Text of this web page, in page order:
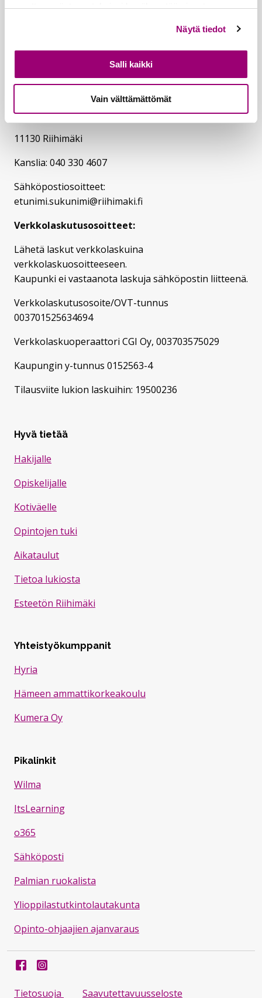
muuttaa evästeasetuksiesi hyväksyntää sivuston
Näytä tiedot
Salli kaikki
Vain välttämättömät
Koulukatu 5
11130 Riihimäki
Kanslia: 040 330 4607
Sähköpostiosoitteet:
etunimi.sukunimi@riihimaki.fi
Verkkolaskutusosoitteet:
Lähetä laskut verkkolaskuina
verkkolaskuosoitteeseen.
Kaupunki ei vastaanota laskuja sähköpostin liitteenä.
Verkkolaskutusosoite/OVT-tunnus
003701525634694
Verkkolaskuoperaattori CGI Oy, 003703575029
Kaupungin y-tunnus 0152563-4
Tilausviite lukion laskuihin: 19500236
Hyvä tietää
Hakijalle
Opiskelijalle
Kotiväelle
Opintojen tuki
Aikataulut
Tietoa lukiosta
Esteetön Riihimäki
Yhteistyökumppanit
Hyria
Hämeen ammattikorkeakoulu
Kumera Oy
Pikalinkit
Wilma
ItsLearning
o365
Sähköposti
Palmian ruokalista
Ylioppilastutkintolautakunta
Opinto-ohjaajien ajanvaraus
Tietosuoja Saavutettavuusseloste
FacebookInstagram